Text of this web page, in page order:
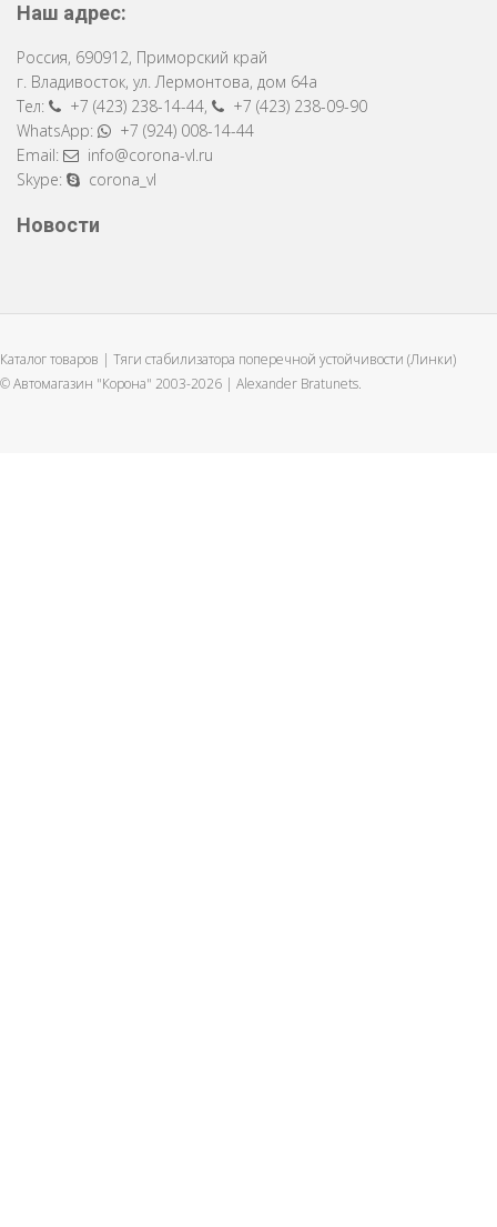
Наш адрес:
Россия, 690912, Приморский край
г. Владивосток, ул. Лермонтова, дом 64a
Тел:
+7 (423) 238-14-44,
+7 (423) 238-09-90
WhatsApp:
+7 (924) 008-14-44
Email:
info@corona-vl.ru
Skype:
corona_vl
Новости
Каталог товаров | Тяги стабилизатора поперечной устойчивости (Линки)
© Автомагазин "Корона" 2003-2026 | Alexander Bratunets.